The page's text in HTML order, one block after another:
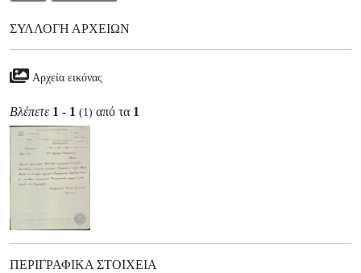
ΣΥΛΛΟΓΉ ΑΡΧΕΊΩΝ
Αρχεία εικόνας
Βλέπετε 1 - 1 (1) από τα 1
ΠΕΡΙΓΡΑΦΙΚΆ ΣΤΟΙΧΕΊΑ